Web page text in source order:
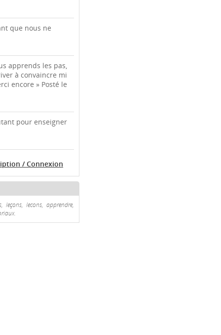
que nous ne
apprends les pas,
à convaincre mi
encore » Posté le
pour enseigner
/ Connexion
leçons, lecons, apprendre,